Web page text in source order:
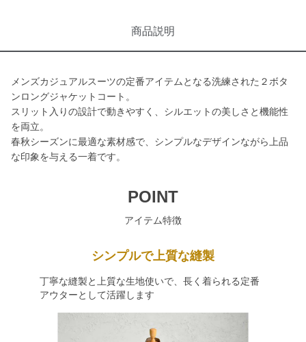
商品説明
メンズカジュアルスーツの定番アイテムとなる洗練された２ボタ
ンロングジャケットコート。
スリット入りの設計で動きやすく、シルエットの美しさと機能性
を両立。
春秋シーズンに最適な素材感で、シンプルなデザインながら上品
な印象を与える一着です。
POINT
アイテム特徴
シンプルで上質な縫製
丁寧な縫製と上質な生地使いで、長く着られる定番
アウターとして活躍します